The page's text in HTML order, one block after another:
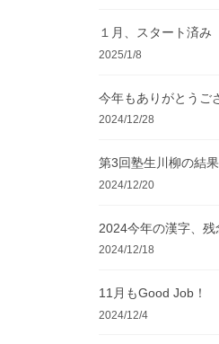
１月、スタート済み
2025/1/8
今年もありがとうご
2024/12/28
第3回塾生川柳の結果
2024/12/20
2024今年の漢字、残
2024/12/18
11月もGood Job！
2024/12/4